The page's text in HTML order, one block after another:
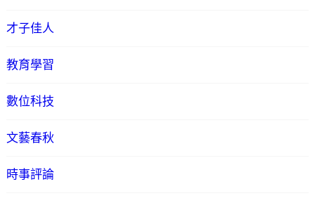
才子佳人
教育學習
數位科技
文藝春秋
時事評論